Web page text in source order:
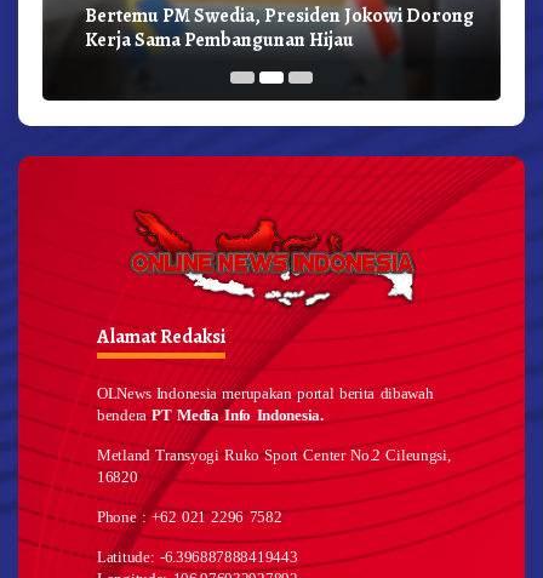
Bertemu PM Swedia, Presiden Jokowi Dorong
Kerja Sama Pembangunan Hijau
Alamat Redaksi
OLNews Indonesia merupakan portal berita dibawah
benderaPT Media Info Indonesia.
Metland Transyogi Ruko Sport Center No.2 Cileungsi,
16820
Phone : +62 021 2296 7582
Latitude: -6.396887888419443